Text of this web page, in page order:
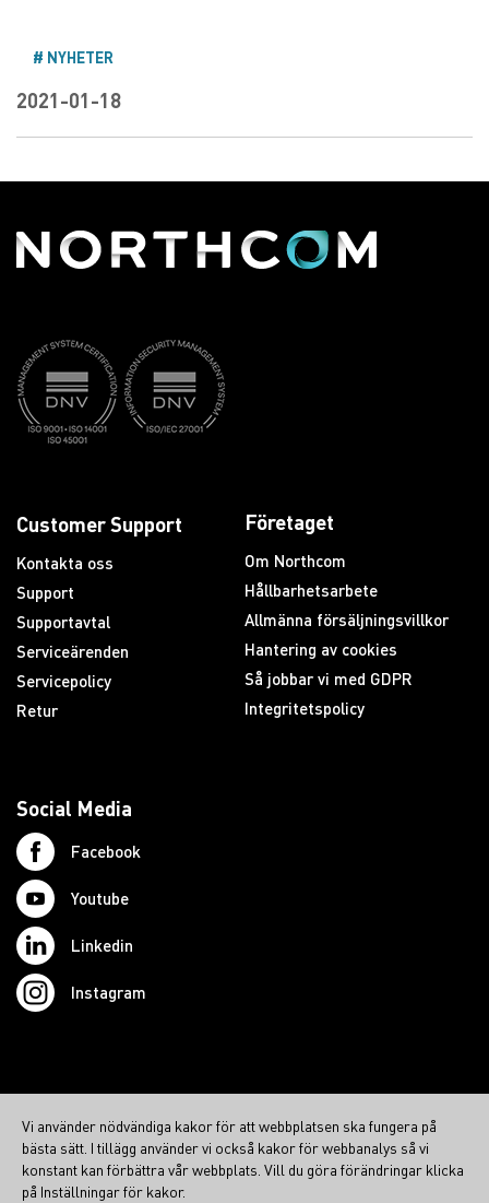
NYHETER
2021-01-18
Customer Support
Kontakta oss
Support
Supportavtal
Serviceärenden
Servicepolicy
Retur
Företaget
Om Northcom
Hållbarhetsarbete
Allmänna försäljningsvillkor
Hantering av cookies
Så jobbar vi med GDPR
Integritetspolicy
Social Media
Facebook
Youtube
Linkedin
Instagram
northcom.no
northcom.dk
Vi använder nödvändiga kakor för att webbplatsen ska fungera på
bästa sätt. I tillägg använder vi också kakor för webbanalys så vi
konstant kan förbättra vår webbplats. Vill du göra förändringar klicka
på Inställningar för kakor.